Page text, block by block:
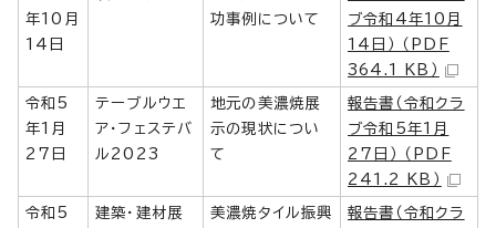
年10月
14日
功事例について
ブ令和4年10月
14日） （PDF
364.1 KB）
令和5
年1月
27日
テーブルウエ
ア・フェステバ
ル2023
地元の美濃焼展
示の現状につい
て
報告書（令和クラ
ブ令和5年1月
27日） （PDF
241.2 KB）
令和5
建築・建材展
美濃焼タイル振興
報告書（令和クラ